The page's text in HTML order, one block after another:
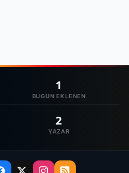
1
BUGÜN EKLENEN
2
YAZAR